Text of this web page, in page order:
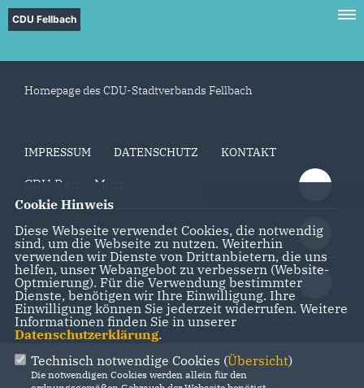
CDU Fellbach
Homepage des CDU-Stadtverbands Fellbach
IMPRESSUM DATENSCHUTZ KONTAKT
CDU Rems-Murr
CDU Baden-Württemberg
CDU Deutschlands
@2026 CDU Fellbach
Alle Rechte vorbehalten.
Realisation: Sharkness Media
Cookie Hinweis
Diese Webseite verwendet Cookies, die notwendig
sind, um die Webseite zu nutzen. Weiterhin
verwenden wir Dienste von Drittanbietern, die uns
helfen, unser Webangebot zu verbessern (Website-
Optmierung). Für die Verwendung bestimmter
Dienste, benötigen wir Ihre Einwilligung. Ihre
Einwilligung können Sie jederzeit widerrufen. Weitere
Informationen finden Sie in unserer
Datenschutzerklärung.
Technisch notwendige Cookies (Übersicht)
Die notwendigen Cookies werden allein für den